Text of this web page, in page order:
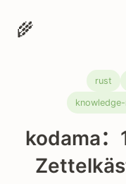
🌾
rust
kodama：